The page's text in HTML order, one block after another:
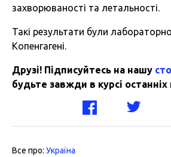
захворюваності та летальності.
Такі результати були
Копенгагені.
Друзі! Підписуйтесь на нашу
будьте завжди в курсі
Все про: Україна